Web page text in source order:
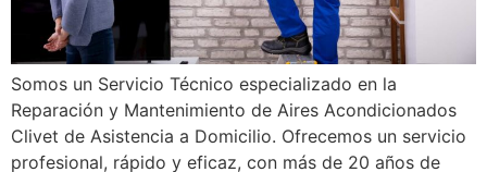
Somos un Servicio Técnico especializado en la
Reparación y Mantenimiento de Aires Acondicionados
Clivet de Asistencia a Domicilio. Ofrecemos un servicio
profesional, rápido y eficaz, con más de 20 años de